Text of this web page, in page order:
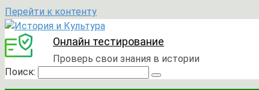
Перейти к контенту
Онлайн тестирование
Проверь свои знания в истории
Поиск: